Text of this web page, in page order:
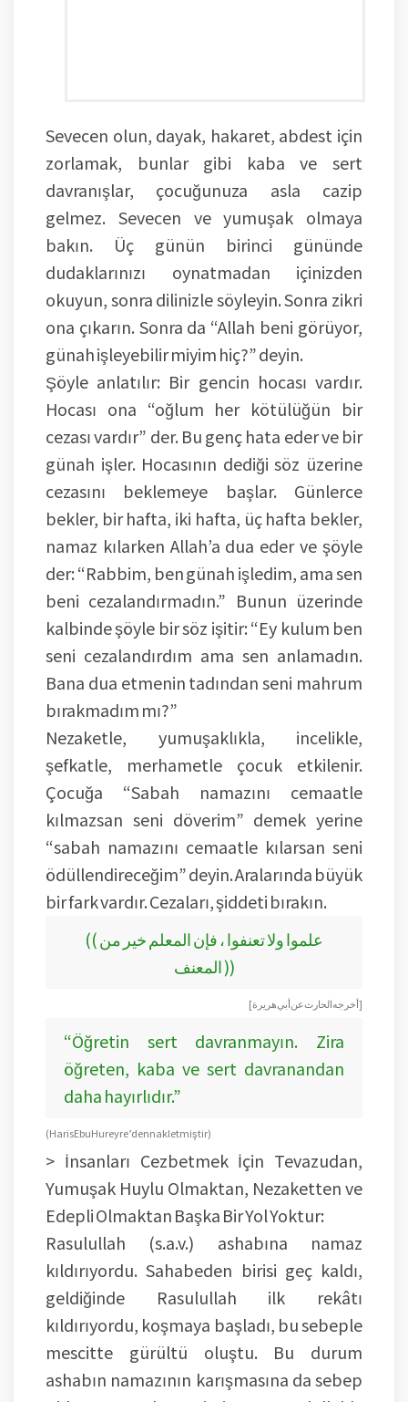
Sevecen olun, dayak, hakaret, abdest için
zorlamak, bunlar gibi kaba ve sert
davranışlar, çocuğunuza asla cazip
gelmez. Sevecen ve yumuşak olmaya
bakın. Üç günün birinci gününde
dudaklarınızı oynatmadan içinizden
okuyun, sonra dilinizle söyleyin. Sonra zikri
ona çıkarın. Sonra da “Allah beni görüyor,
günah işleyebilir miyim hiç?” deyin.
Şöyle anlatılır: Bir gencin hocası vardır.
Hocası ona “oğlum her kötülüğün bir
cezası vardır” der. Bu genç hata eder ve bir
günah işler. Hocasının dediği söz üzerine
cezasını beklemeye başlar. Günlerce
bekler, bir hafta, iki hafta, üç hafta bekler,
namaz kılarken Allah’a dua eder ve şöyle
der: “Rabbim, ben günah işledim, ama sen
beni cezalandırmadın.” Bunun üzerinde
kalbinde şöyle bir söz işitir: “Ey kulum ben
seni cezalandırdım ama sen anlamadın.
Bana dua etmenin tadından seni mahrum
bırakmadım mı?”
Nezaketle, yumuşaklıkla, incelikle,
şefkatle, merhametle çocuk etkilenir.
Çocuğa “Sabah namazını cemaatle
kılmazsan seni döverim” demek yerine
“sabah namazını cemaatle kılarsan seni
ödüllendireceğim” deyin. Aralarında büyük
bir fark vardır. Cezaları, şiddeti bırakın.
(( علموا ولا تعنفوا ، فإن المعلم خير من
المعنف ))
[أخرجه الحارث عن أبي هريرة ]
“Öğretin sert davranmayın. Zira
öğreten, kaba ve sert davranandan
daha hayırlıdır.”
(Haris Ebu Hureyre’den nakletmiştir)
> İnsanları Cezbetmek İçin Tevazudan,
Yumuşak Huylu Olmaktan, Nezaketten ve
Edepli Olmaktan Başka Bir Yol Yoktur:
Rasulullah (s.a.v.) ashabına namaz
kıldırıyordu. Sahabeden birisi geç kaldı,
geldiğinde Rasulullah ilk rekâtı
kıldırıyordu, koşmaya başladı, bu sebeple
mescitte gürültü oluştu. Bu durum
ashabın namazının karışmasına da sebep